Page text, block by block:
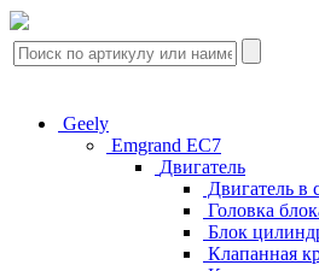
Geely
Emgrand EC7
Двигатель
Двигатель в
Головка
Блок
Клапанная